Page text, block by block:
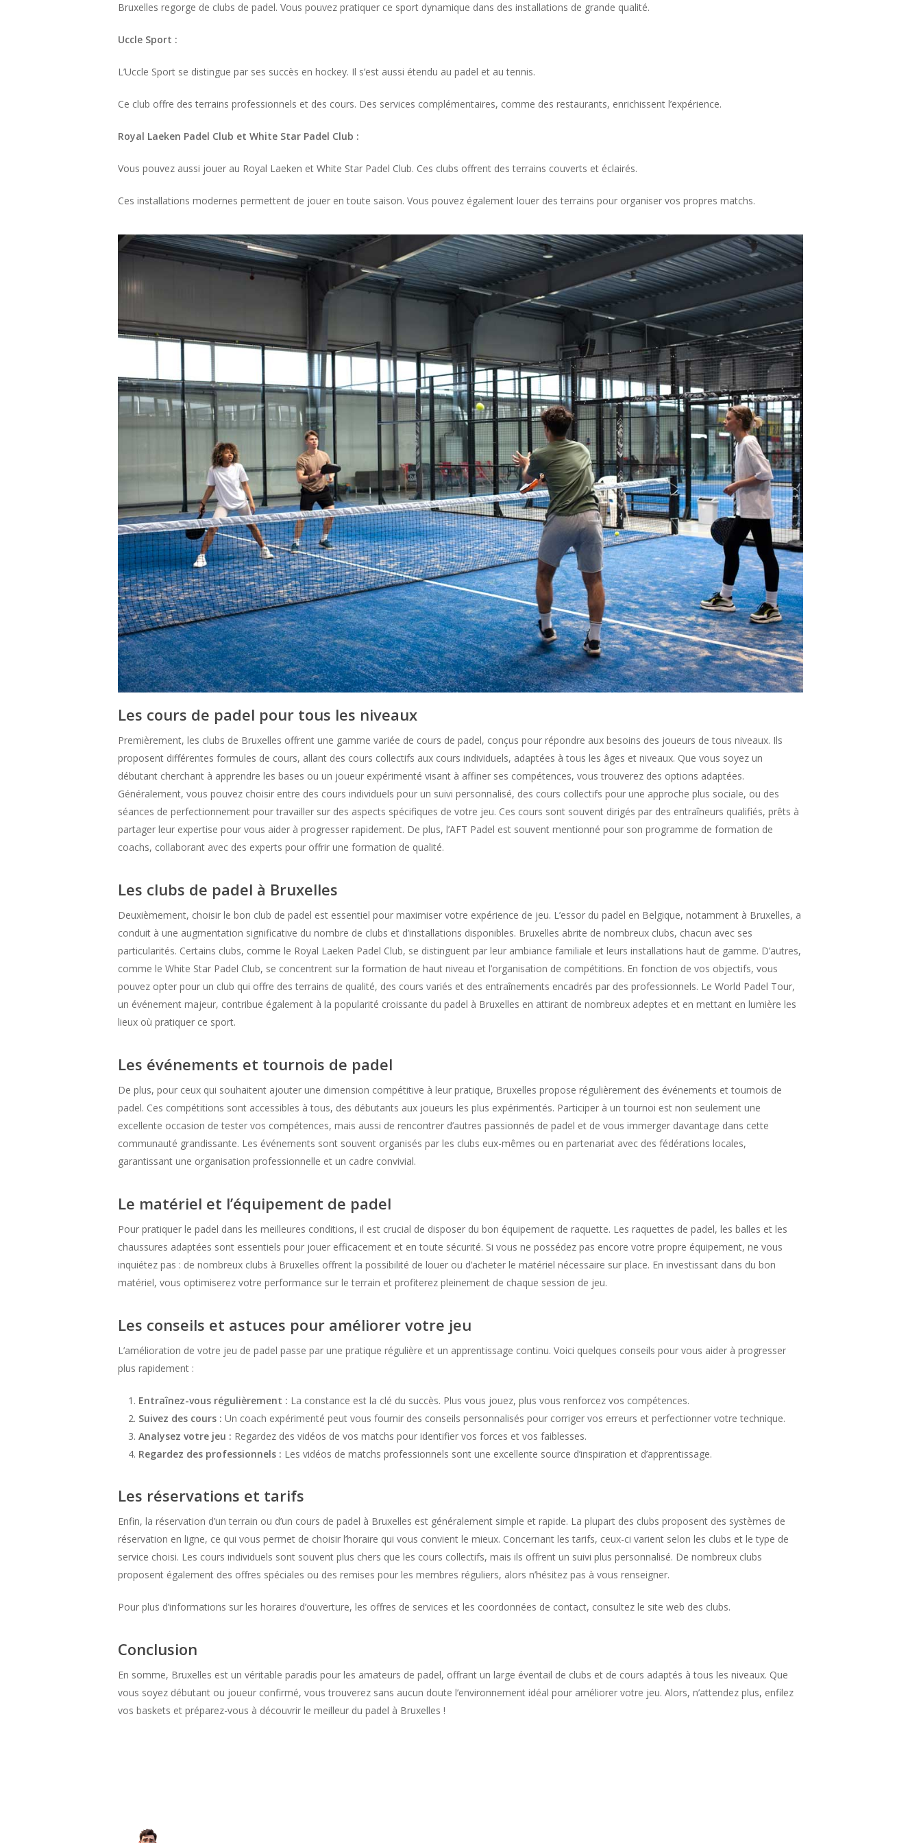
Bruxelles regorge de clubs de padel. Vous pouvez pratiquer ce sport dynamique dans des installations de grande qualité.
Uccle Sport :
L’Uccle Sport se distingue par ses succès en hockey. Il s’est aussi étendu au padel et au tennis.
Ce club offre des terrains professionnels et des cours. Des services complémentaires, comme des restaurants, enrichissent l’expérience.
Royal Laeken Padel Club et White Star Padel Club :
Vous pouvez aussi jouer au Royal Laeken et White Star Padel Club. Ces clubs offrent des terrains couverts et éclairés.
Ces installations modernes permettent de jouer en toute saison. Vous pouvez également louer des terrains pour organiser vos propres matchs.
Les cours de padel pour tous les niveaux
Premièrement, les clubs de Bruxelles offrent une gamme variée de cours de padel, conçus pour répondre aux besoins des joueurs de tous niveaux. Ils
proposent différentes formules de cours, allant des cours collectifs aux cours individuels, adaptées à tous les âges et niveaux. Que vous soyez un
débutant cherchant à apprendre les bases ou un joueur expérimenté visant à affiner ses compétences, vous trouverez des options adaptées.
Généralement, vous pouvez choisir entre des cours individuels pour un suivi personnalisé, des cours collectifs pour une approche plus sociale, ou des
séances de perfectionnement pour travailler sur des aspects spécifiques de votre jeu. Ces cours sont souvent dirigés par des entraîneurs qualifiés, prêts à
partager leur expertise pour vous aider à progresser rapidement. De plus, l’AFT Padel est souvent mentionné pour son programme de formation de
coachs, collaborant avec des experts pour offrir une formation de qualité.
Les clubs de padel à Bruxelles
Deuxièmement, choisir le bon club de padel est essentiel pour maximiser votre expérience de jeu. L’essor du padel en Belgique, notamment à Bruxelles, a
conduit à une augmentation significative du nombre de clubs et d’installations disponibles. Bruxelles abrite de nombreux clubs, chacun avec ses
particularités. Certains clubs, comme le Royal Laeken Padel Club, se distinguent par leur ambiance familiale et leurs installations haut de gamme. D’autres,
comme le White Star Padel Club, se concentrent sur la formation de haut niveau et l’organisation de compétitions. En fonction de vos objectifs, vous
pouvez opter pour un club qui offre des terrains de qualité, des cours variés et des entraînements encadrés par des professionnels. Le World Padel Tour,
un événement majeur, contribue également à la popularité croissante du padel à Bruxelles en attirant de nombreux adeptes et en mettant en lumière les
lieux où pratiquer ce sport.
Les événements et tournois de padel
De plus, pour ceux qui souhaitent ajouter une dimension compétitive à leur pratique, Bruxelles propose régulièrement des événements et tournois de
padel. Ces compétitions sont accessibles à tous, des débutants aux joueurs les plus expérimentés. Participer à un tournoi est non seulement une
excellente occasion de tester vos compétences, mais aussi de rencontrer d’autres passionnés de padel et de vous immerger davantage dans cette
communauté grandissante. Les événements sont souvent organisés par les clubs eux-mêmes ou en partenariat avec des fédérations locales,
garantissant une organisation professionnelle et un cadre convivial.
Le matériel et l’équipement de padel
Pour pratiquer le padel dans les meilleures conditions, il est crucial de disposer du bon équipement de raquette. Les raquettes de padel, les balles et les
chaussures adaptées sont essentiels pour jouer efficacement et en toute sécurité. Si vous ne possédez pas encore votre propre équipement, ne vous
inquiétez pas : de nombreux clubs à Bruxelles offrent la possibilité de louer ou d’acheter le matériel nécessaire sur place. En investissant dans du bon
matériel, vous optimiserez votre performance sur le terrain et profiterez pleinement de chaque session de jeu.
Les conseils et astuces pour améliorer votre jeu
L’amélioration de votre jeu de padel passe par une pratique régulière et un apprentissage continu. Voici quelques conseils pour vous aider à progresser
plus rapidement :
Entraînez-vous régulièrement : La constance est la clé du succès. Plus vous jouez, plus vous renforcez vos compétences.
Suivez des cours : Un coach expérimenté peut vous fournir des conseils personnalisés pour corriger vos erreurs et perfectionner votre technique.
Analysez votre jeu : Regardez des vidéos de vos matchs pour identifier vos forces et vos faiblesses.
Regardez des professionnels : Les vidéos de matchs professionnels sont une excellente source d’inspiration et d’apprentissage.
Les réservations et tarifs
Enfin, la réservation d’un terrain ou d’un cours de padel à Bruxelles est généralement simple et rapide. La plupart des clubs proposent des systèmes de
réservation en ligne, ce qui vous permet de choisir l’horaire qui vous convient le mieux. Concernant les tarifs, ceux-ci varient selon les clubs et le type de
service choisi. Les cours individuels sont souvent plus chers que les cours collectifs, mais ils offrent un suivi plus personnalisé. De nombreux clubs
proposent également des offres spéciales ou des remises pour les membres réguliers, alors n’hésitez pas à vous renseigner.
Pour plus d’informations sur les horaires d’ouverture, les offres de services et les coordonnées de contact, consultez le site web des clubs.
Conclusion
En somme, Bruxelles est un véritable paradis pour les amateurs de padel, offrant un large éventail de clubs et de cours adaptés à tous les niveaux. Que
vous soyez débutant ou joueur confirmé, vous trouverez sans aucun doute l’environnement idéal pour améliorer votre jeu. Alors, n’attendez plus, enfilez
vos baskets et préparez-vous à découvrir le meilleur du padel à Bruxelles !